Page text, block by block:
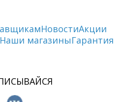
НовостиАкции
Наши магазиныГарантия